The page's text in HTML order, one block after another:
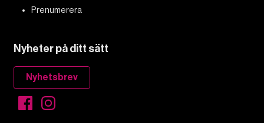
Prenumerera
Nyheter på ditt sätt
Nyhetsbrev